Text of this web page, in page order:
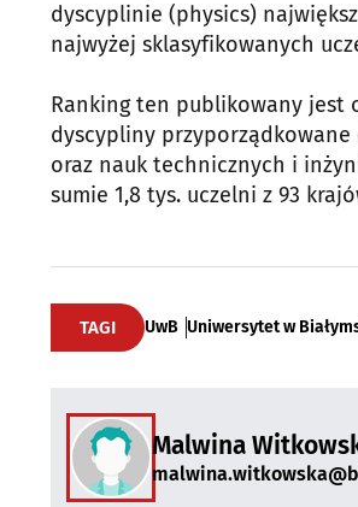
dyscyplinie (physics)
najwyżej sklasyfikowanych
Ranking ten publikowany jest
dyscypliny przyporządkowane
oraz nauk technicznych i
sumie 1,8 tys. uczelni z 93
TAGI UwB Uniwersytet w
Malwina